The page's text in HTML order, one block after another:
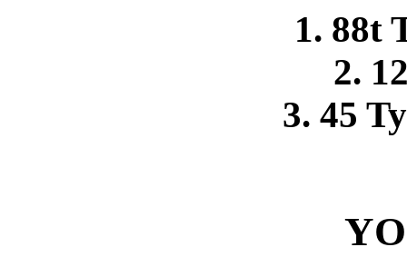
1. 88t
2.
3. 45